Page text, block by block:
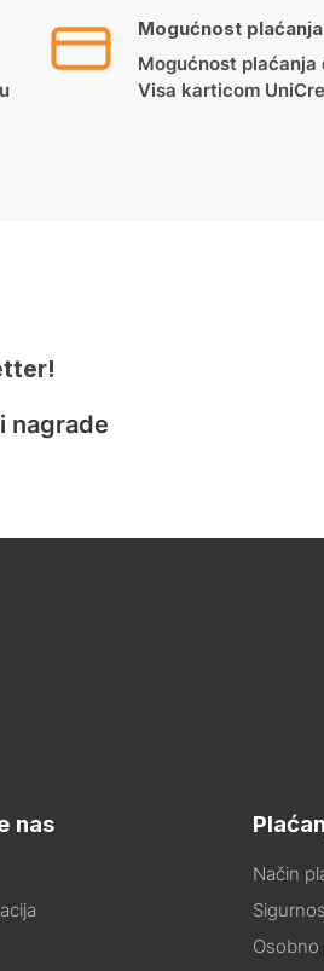
Mogućnost
Mogućnost plaćanja
Visa karticom
nagrade
nas
Način